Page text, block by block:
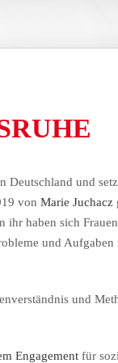
und
von Marie Juchacz
ihr haben sich
und
und
Engagementfür